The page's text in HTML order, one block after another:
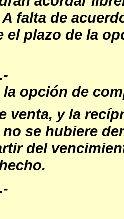
falta de
el plazo de la
la opción de
venta, y la
se hubiere
del